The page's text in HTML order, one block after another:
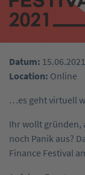
Suche
Kontakt
Datum: 15.06.2021
Location: Online
…es geht virtuell
Ihr wollt gründen,
noch Panik aus?
Finance Festival